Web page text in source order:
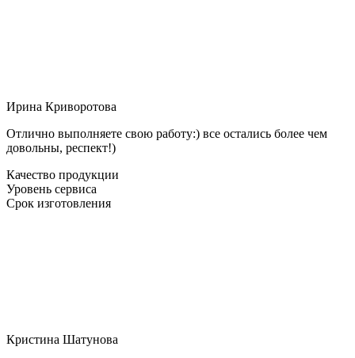
Ирина Криворотова
Отлично выполняете свою работу:) все остались более чем
довольны, респект!)
Качество продукции
Уровень сервиса
Срок изготовления
Кристина Шатунова